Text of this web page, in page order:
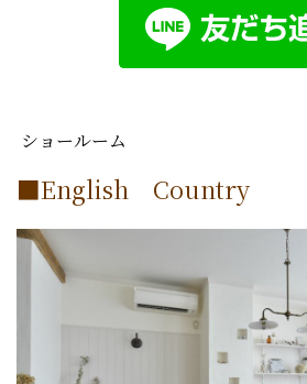
ショールーム
■English Country